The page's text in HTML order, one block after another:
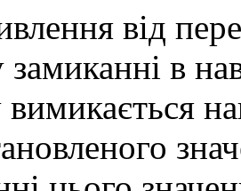
від
в